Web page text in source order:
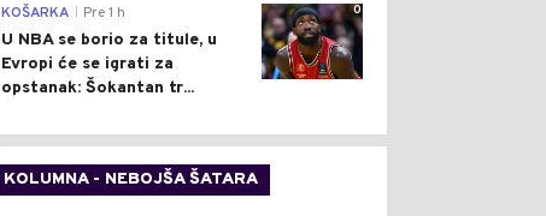
0
KOŠARKA Pre 1 h
U NBA se borio za titule, u
Evropi će se igrati za
opstanak: Šokantan tr...
KOLUMNA - NEBOJŠA ŠATARA